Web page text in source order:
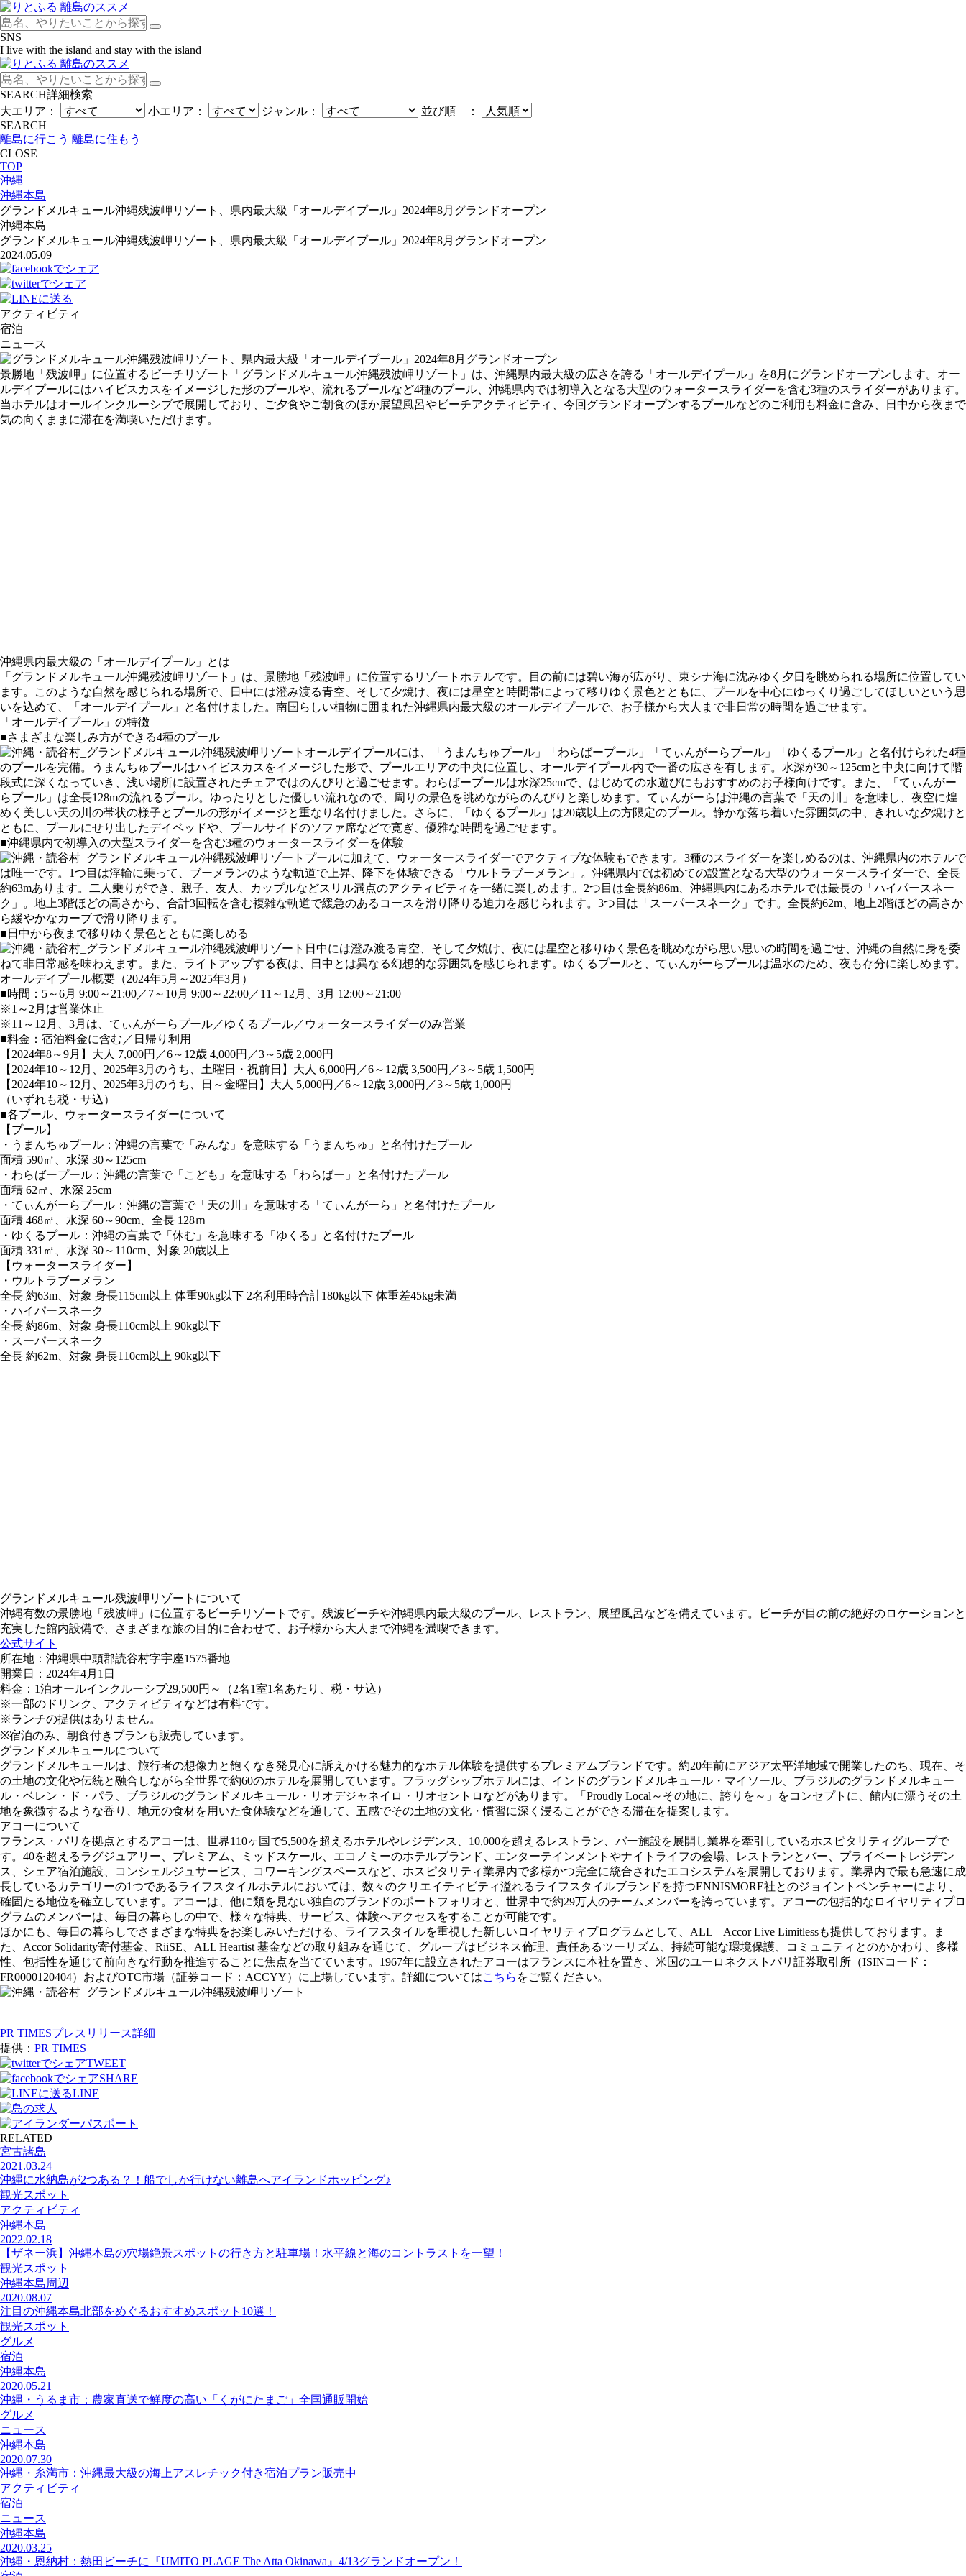
SNS
I live with the island and stay with the island
SEARCH詳細検索
大エリア：
小エリア： ジャンル：
並び順 ：
SEARCH
離島に行こう 離島に住もう
CLOSE
TOP
沖縄
沖縄本島
グランドメルキュール沖縄残波岬リゾート、県内最大級「オールデイプール」2024年8月グランドオープン
沖縄本島
グランドメルキュール沖縄残波岬リゾート、県内最大級「オールデイプール」2024年8月グランドオープン
2024.05.09
アクティビティ
宿泊
ニュース
景勝地「残波岬」に位置するビーチリゾート「グランドメルキュール沖縄残波岬リゾート」は、沖縄県内最大級の広さを誇る「オールデイプール」を8月にグランドオープンします。オー
ルデイプールにはハイビスカスをイメージした形のプールや、流れるプールなど4種のプール、沖縄県内では初導入となる大型のウォータースライダーを含む3種のスライダーがあります。
当ホテルはオールインクルーシブで展開しており、ご夕食やご朝食のほか展望風呂やビーチアクティビティ、今回グランドオープンするプールなどのご利用も料金に含み、日中から夜まで
気の向くままに滞在を満喫いただけます。
沖縄県内最大級の「オールデイプール」とは
「グランドメルキュール沖縄残波岬リゾート」は、景勝地「残波岬」に位置するリゾートホテルです。目の前には碧い海が広がり、東シナ海に沈みゆく夕日を眺められる場所に位置してい
ます。このような自然を感じられる場所で、日中には澄み渡る青空、そして夕焼け、夜には星空と時間帯によって移りゆく景色とともに、プールを中心にゆっくり過ごしてほしいという思
いを込めて、「オールデイプール」と名付けました。南国らしい植物に囲まれた沖縄県内最大級のオールデイプールで、お子様から大人まで非日常の時間を過ごせます。
「オールデイプール」の特徴
■さまざまな楽しみ方ができる4種のプール
オールデイプールには、「うまんちゅプール」「わらばープール」「てぃんがーらプール」「ゆくるプール」と名付けられた4種
のプールを完備。うまんちゅプールはハイビスカスをイメージした形で、プールエリアの中央に位置し、オールデイプール内で一番の広さを有します。水深が30～125cmと中央に向けて階
段式に深くなっていき、浅い場所に設置されたチェアではのんびりと過ごせます。わらばープールは水深25cmで、はじめての水遊びにもおすすめのお子様向けです。また、「てぃんがー
らプール」は全長128mの流れるプール。ゆったりとした優しい流れなので、周りの景色を眺めながらのんびりと楽しめます。てぃんがーらは沖縄の言葉で「天の川」を意味し、夜空に煌
めく美しい天の川の帯状の様子とプールの形がイメージと重なり名付けました。さらに、「ゆくるプール」は20歳以上の方限定のプール。静かな落ち着いた雰囲気の中、きれいな夕焼けと
ともに、プールにせり出したデイベッドや、プールサイドのソファ席などで寛ぎ、優雅な時間を過ごせます。
■沖縄県内で初導入の大型スライダーを含む3種のウォータースライダーを体験
プールに加えて、ウォータースライダーでアクティブな体験もできます。3種のスライダーを楽しめるのは、沖縄県内のホテルで
は唯一です。1つ目は浮輪に乗って、ブーメランのような軌道で上昇、降下を体験できる「ウルトラブーメラン」。沖縄県内では初めての設置となる大型のウォータースライダーで、全長
約63mあります。二人乗りができ、親子、友人、カップルなどスリル満点のアクティビティを一緒に楽しめます。2つ目は全長約86m、沖縄県内にあるホテルでは最長の「ハイパースネー
ク」。地上3階ほどの高さから、合計3回転を含む複雑な軌道で緩急のあるコースを滑り降りる迫力を感じられます。3つ目は「スーパースネーク」です。全長約62m、地上2階ほどの高さか
ら緩やかなカーブで滑り降ります。
■日中から夜まで移りゆく景色とともに楽しめる
日中には澄み渡る青空、そして夕焼け、夜には星空と移りゆく景色を眺めながら思い思いの時間を過ごせ、沖縄の自然に身を委
ねて非日常感を味わえます。また、ライトアップする夜は、日中とは異なる幻想的な雰囲気を感じられます。ゆくるプールと、てぃんがーらプールは温水のため、夜も存分に楽しめます。
オールデイプール概要（2024年5月～2025年3月）
■時間：5～6月 9:00～21:00／7～10月 9:00～22:00／11～12月、3月 12:00～21:00
※1～2月は営業休止
※11～12月、3月は、てぃんがーらプール／ゆくるプール／ウォータースライダーのみ営業
■料金：宿泊料金に含む／日帰り利用
【2024年8～9月】大人 7,000円／6～12歳 4,000円／3～5歳 2,000円
【2024年10～12月、2025年3月のうち、土曜日・祝前日】大人 6,000円／6～12歳 3,500円／3～5歳 1,500円
【2024年10～12月、2025年3月のうち、日～金曜日】大人 5,000円／6～12歳 3,000円／3～5歳 1,000円
（いずれも税・サ込）
■各プール、ウォータースライダーについて
【プール】
・うまんちゅプール：沖縄の言葉で「みんな」を意味する「うまんちゅ」と名付けたプール
面積 590㎡、水深 30～125cm
・わらばープール：沖縄の言葉で「こども」を意味する「わらばー」と名付けたプール
面積 62㎡、水深 25cm
・てぃんがーらプール：沖縄の言葉で「天の川」を意味する「てぃんがーら」と名付けたプール
面積 468㎡、水深 60～90cm、全長 128ｍ
・ゆくるプール：沖縄の言葉で「休む」を意味する「ゆくる」と名付けたプール
面積 331㎡、水深 30～110cm、対象 20歳以上
【ウォータースライダー】
・ウルトラブーメラン
全長 約63m、対象 身長115cm以上 体重90kg以下 2名利用時合計180kg以下 体重差45kg未満
・ハイパースネーク
全長 約86m、対象 身長110cm以上 90kg以下
・スーパースネーク
全長 約62m、対象 身長110cm以上 90kg以下
グランドメルキュール残波岬リゾートについて
沖縄有数の景勝地「残波岬」に位置するビーチリゾートです。残波ビーチや沖縄県内最大級のプール、レストラン、展望風呂などを備えています。ビーチが目の前の絶好のロケーションと
充実した館内設備で、さまざまな旅の目的に合わせて、お子様から大人まで沖縄を満喫できます。
公式サイト
所在地：沖縄県中頭郡読谷村字宇座1575番地
開業日：2024年4月1日
料金：1泊オールインクルーシブ29,500円～（2名1室1名あたり、税・サ込）
※一部のドリンク、アクティビティなどは有料です。
※ランチの提供はありません。
※宿泊のみ、朝食付きプランも販売しています。
グランドメルキュールについて
グランドメルキュールは、旅行者の想像力と飽くなき発見心に訴えかける魅力的なホテル体験を提供するプレミアムブランドです。約20年前にアジア太平洋地域で開業したのち、現在、そ
の土地の文化や伝統と融合しながら全世界で約60のホテルを展開しています。フラッグシップホテルには、インドのグランドメルキュール・マイソール、ブラジルのグランドメルキュー
ル・ベレン・ド・パラ、ブラジルのグランドメルキュール・リオデジャネイロ・リオセントロなどがあります。「Proudly Local～その地に、誇りを～」をコンセプトに、館内に漂うその土
地を象徴するような香り、地元の食材を用いた食体験などを通して、五感でその土地の文化・慣習に深く浸ることができる滞在を提案します。
アコーについて
フランス・パリを拠点とするアコーは、世界110ヶ国で5,500を超えるホテルやレジデンス、10,000を超えるレストラン、バー施設を展開し業界を牽引しているホスピタリティグループで
す。40を超えるラグジュアリー、プレミアム、ミッドスケール、エコノミーのホテルブランド、エンターテインメントやナイトライフの会場、レストランとバー、プライベートレジデン
ス、シェア宿泊施設、コンシェルジュサービス、コワーキングスペースなど、ホスピタリティ業界内で多様かつ完全に統合されたエコシステムを展開しております。業界内で最も急速に成
長しているカテゴリーの1つであるライフスタイルホテルにおいては、数々のクリエイティビティ溢れるライフスタイルブランドを持つENNISMORE社とのジョイントベンチャーにより、
確固たる地位を確立しています。アコーは、他に類を見ない独自のブランドのポートフォリオと、世界中で約29万人のチームメンバーを誇っています。アコーの包括的なロイヤリティプロ
グラムのメンバーは、毎日の暮らしの中で、様々な特典、サービス、体験へアクセスをすることが可能です。
ほかにも、毎日の暮らしでさまざまな特典をお楽しみいただける、ライフスタイルを重視した新しいロイヤリティプログラムとして、ALL – Accor Live Limitlessも提供しております。ま
た、Accor Solidarity寄付基金、RiiSE、ALL Heartist 基金などの取り組みを通じて、グループはビジネス倫理、責任あるツーリズム、持続可能な環境保護、コミュニティとのかかわり、多様
性、包括性を通じて前向きな行動を推進することに焦点を当てています。1967年に設立されたアコーはフランスに本社を置き、米国のユーロネクストパリ証券取引所（ISINコード：
FR0000120404）およびOTC市場（証券コード：ACCYY）に上場しています。詳細についてはこちら をご覧ください。
PR TIMESプレスリリース詳細
提供： PR TIMES
TWEET
SHARE
LINE
RELATED
宮古諸島
2021.03.24
沖縄に水納島が2つある？！船でしか行けない離島へアイランドホッピング♪
観光スポット
アクティビティ
沖縄本島
2022.02.18
【ザネー浜】沖縄本島の穴場絶景スポットの行き方と駐車場！水平線と海のコントラストを一望！
観光スポット
沖縄本島周辺
2020.08.07
注目の沖縄本島北部をめぐるおすすめスポット10選！
観光スポット
グルメ
宿泊
沖縄本島
2020.05.21
沖縄・うるま市：農家直送で鮮度の高い「くがにたまご」全国通販開始
グルメ
ニュース
沖縄本島
2020.07.30
沖縄・糸満市：沖縄最大級の海上アスレチック付き宿泊プラン販売中
アクティビティ
宿泊
ニュース
沖縄本島
2020.03.25
沖縄・恩納村：熱田ビーチに『UMITO PLAGE The Atta Okinawa』4/13グランドオープン！